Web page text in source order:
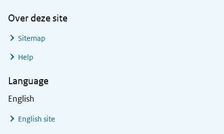
Over deze site
Sitemap
Help
Language
English
English site